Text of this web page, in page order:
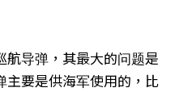
导弹，其最大的问题是
主要是供海军使用的，比